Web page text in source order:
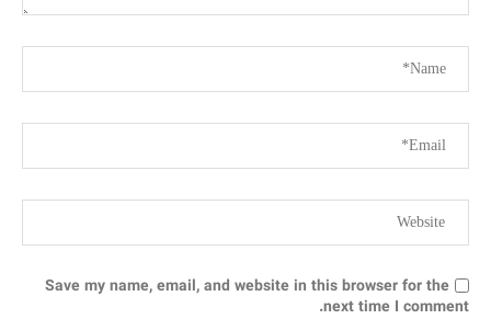
Save my name, email, and website in this browser for the
next time I comment.